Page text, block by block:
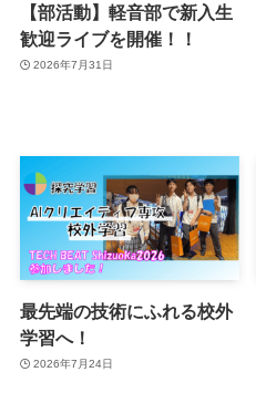
【部活動】軽音部で新入生
歓迎ライブを開催！！
2026年7月31日
最先端の技術にふれる校外
学習へ！
2026年7月24日